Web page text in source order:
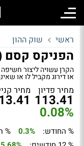
ראשי שוק ההון
הפניקס קסם
או דירוג מקביל לו או
מחיר פדיון
113.41
מחיר
0.08%
% החודש: 0.3%
%